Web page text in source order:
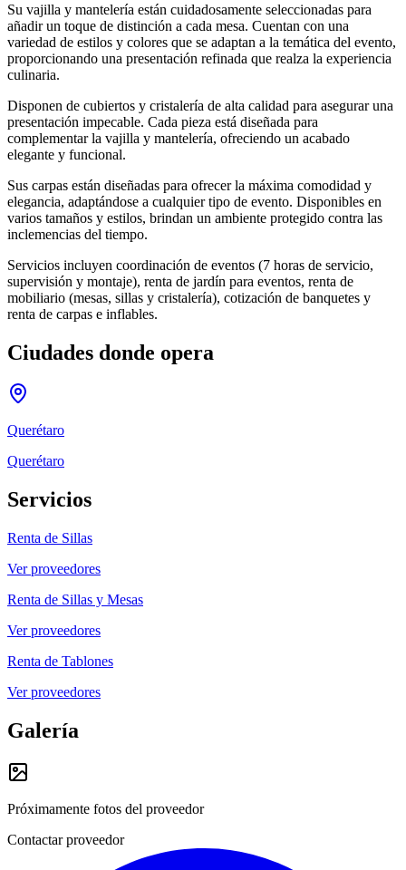
Su vajilla y mantelería están cuidadosamente seleccionadas para
añadir un toque de distinción a cada mesa. Cuentan con una
variedad de estilos y colores que se adaptan a la temática del evento,
proporcionando una presentación refinada que realza la experiencia
culinaria.
Disponen de cubiertos y cristalería de alta calidad para asegurar una
presentación impecable. Cada pieza está diseñada para
complementar la vajilla y mantelería, ofreciendo un acabado
elegante y funcional.
Sus carpas están diseñadas para ofrecer la máxima comodidad y
elegancia, adaptándose a cualquier tipo de evento. Disponibles en
varios tamaños y estilos, brindan un ambiente protegido contra las
inclemencias del tiempo.
Servicios incluyen coordinación de eventos (7 horas de servicio,
supervisión y montaje), renta de jardín para eventos, renta de
mobiliario (mesas, sillas y cristalería), cotización de banquetes y
renta de carpas e inflables.
Ciudades donde opera
Querétaro
Querétaro
Servicios
Renta de Sillas
Ver proveedores
Renta de Sillas y Mesas
Ver proveedores
Renta de Tablones
Ver proveedores
Galería
Próximamente fotos del proveedor
Contactar proveedor